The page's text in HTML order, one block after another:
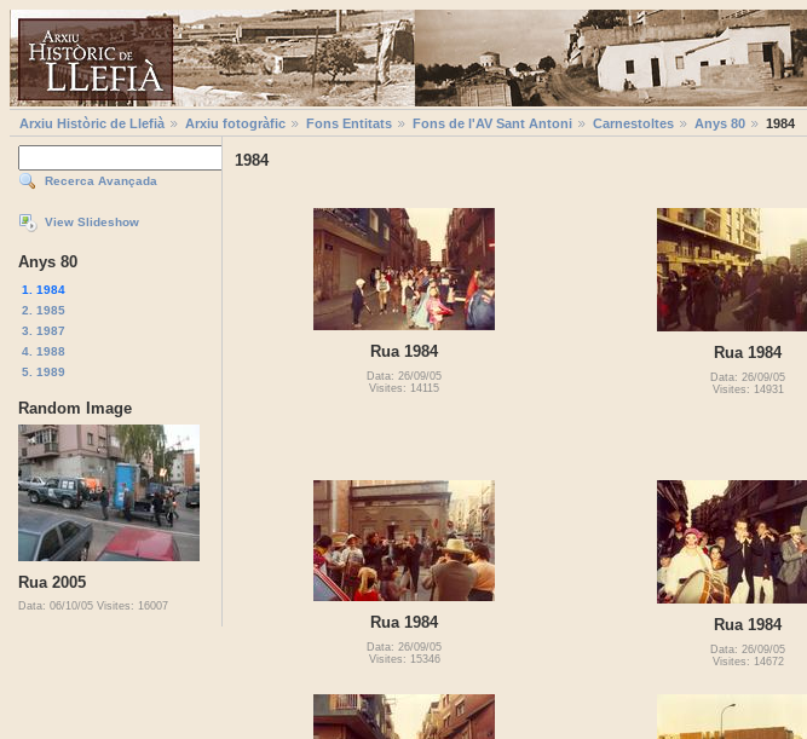
Arxiu Històric de Llefià Arxiu fotogràfic Fons Entitats Fons de l'AV Sant Antoni Carnestoltes Anys 80 1984
Recerca Avançada
View Slideshow
Anys 80
1. 1984
2. 1985
3. 1987
4. 1988
5. 1989
Random Image
Rua 2005
Data: 06/10/05 Visites: 16007
1984
Rua 1984
Data: 26/09/05
Visites: 14115
Rua 1984
Data: 26/09/05
Visites: 14931
Rua 1984
Data: 26/09/05
Visites: 15346
Rua 1984
Data: 26/09/05
Visites: 14672